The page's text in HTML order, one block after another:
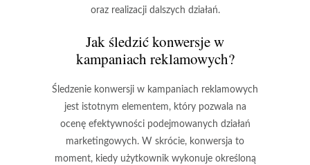
oraz realizacji dalszych działań.
Jak śledzić konwersje w
kampaniach reklamowych?
Śledzenie konwersji w kampaniach reklamowych
jest istotnym elementem, który pozwala na
ocenę efektywności podejmowanych działań
marketingowych. W skrócie, konwersja to
moment, kiedy użytkownik wykonuje określoną